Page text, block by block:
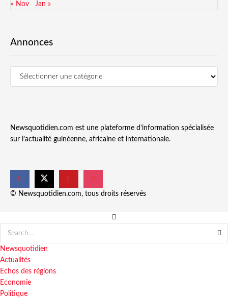
« Nov Jan »
Annonces
Newsquotidien.com est une plateforme d’information spécialisée
sur l’actualité guinéenne, africaine et internationale.
© Newsquotidien.com, tous droits réservés
Newsquotidien
Actualités
Echos des régions
Economie
Politique